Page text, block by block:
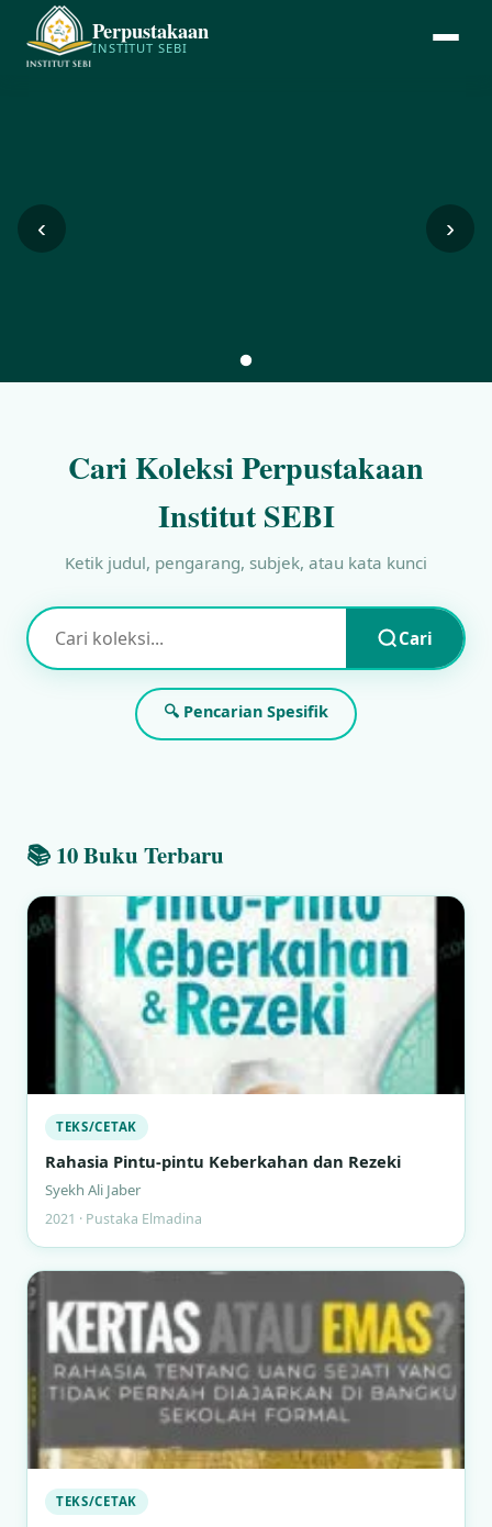
Perpustakaan
INSTITUT SEBI
‹ ›
Cari Koleksi Perpustakaan
Institut SEBI
Ketik judul, pengarang, subjek, atau kata kunci
Cari
🔍 Pencarian Spesifik
📚 10 Buku Terbaru
TEKS/CETAK
Rahasia Pintu-pintu Keberkahan dan Rezeki
Syekh Ali Jaber
2021 · Pustaka Elmadina
TEKS/CETAK